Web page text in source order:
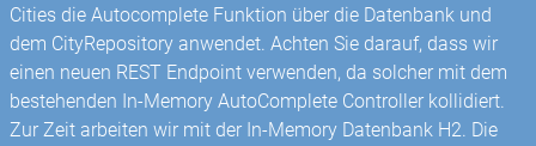
Cities die Autocomplete Funktion über die Datenbank und
dem CityRepository anwendet. Achten Sie darauf, dass wir
einen neuen REST Endpoint verwenden, da solcher mit dem
bestehenden In-Memory AutoComplete Controller kollidiert.
Zur Zeit arbeiten wir mit der In-Memory Datenbank H2. Die